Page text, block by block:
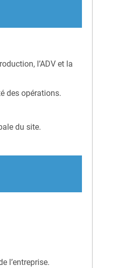
l’ADV et la
des opérations.
du site.
l’entreprise.